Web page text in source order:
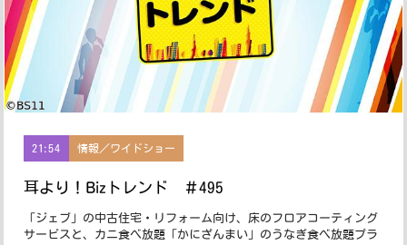
21:54 情報／ワイドショー
耳より！Bizトレンド ＃495
「ジェブ」の中古住宅・リフォーム向け、床のフロアコーティング
サービスと、カニ食べ放題「かにざんまい」のうなぎ食べ放題プラ